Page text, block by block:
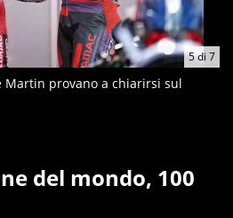
5di 7
Martin provano a chiarirsi sul
del mondo, 100